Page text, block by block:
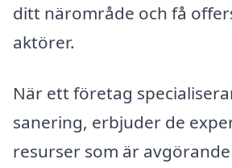
ditt närområde och få
aktörer.
När ett företag
sanering, erbjuder de
resurser som är